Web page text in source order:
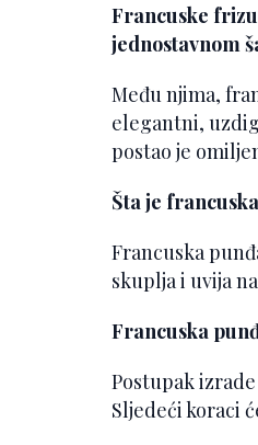
Francuske
jednostavnom
Među njima,
elegantni,
postao je
Šta je
Francuska
skuplja i uvija
Francuska
Postupak
Sljedeći koraci